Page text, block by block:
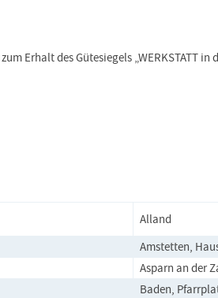
Erhalt des Gütesiegels „WERKSTATT in
Alland
Amstetten,
Asparn an der
Baden,